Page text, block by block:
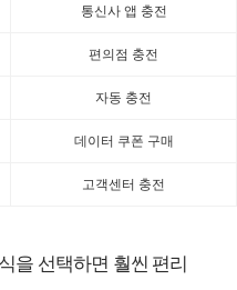
통신사 앱 충전
편의점 충전
자동 충전
데이터 쿠폰 구매
고객센터 충전
을 선택하면 훨씬 편리